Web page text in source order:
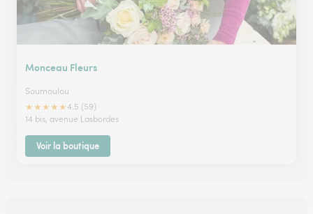
Monceau Fleurs
Soumoulou
★★★★★4.5 (59)
14 bis, avenue Lasbordes
Voir la boutique